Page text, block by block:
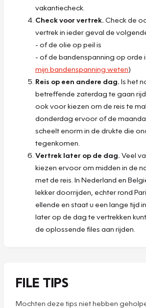
vakantiecheck.
Check voor vertrek. Check de
vertrek in ieder geval de
- of de olie op peil is
- of de bandenspanning op orde
mijn bandenspanning weten)
Reis op een andere dag. Is het
betreffende zaterdag te gaan
ook voor kiezen om de reis te
donderdag ervoor of de
scheelt enorm in de drukte die
tegenkomen.
Vertrek later op de dag. Veel
kiezen ervoor om midden in de
met de reis. In Nederland en
lekker doorrijden, echter rond
ellende en staat u een lange tijd
later op de dag te vertrekken
de oplossende files aan rijden.
FILE TIPS
Mochten deze tips niet hebben